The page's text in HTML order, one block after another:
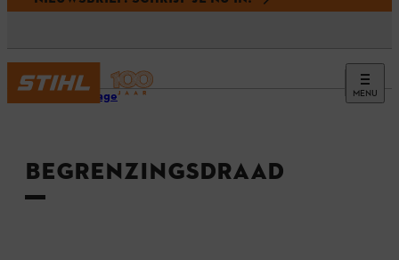
MENU
Homepage
BEGRENZINGSDRAAD